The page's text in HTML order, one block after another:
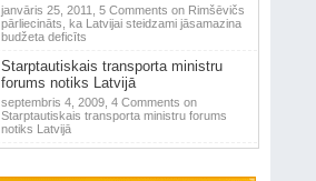
janvāris 25, 2011, 5 Comments on Rimšēvičs
pārliecināts, ka Latvijai steidzami jāsamazina
budžeta deficīts
Starptautiskais transporta ministru
forums notiks Latvijā
septembris 4, 2009, 4 Comments on
Starptautiskais transporta ministru forums
notiks Latvijā